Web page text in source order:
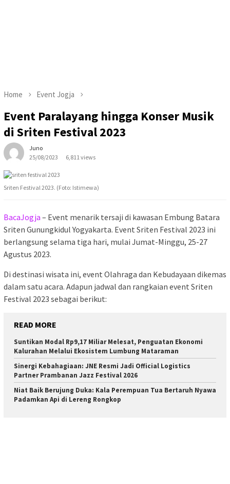
Home Event Jogja
Event Paralayang hingga Konser Musik
di Sriten Festival 2023
Juno
25/08/2023
6,811 views
Sriten Festival 2023. (Foto: Istimewa)
BacaJogja – Event menarik tersaji di kawasan Embung Batara
Sriten Gunungkidul Yogyakarta. Event Sriten Festival 2023 ini
berlangsung selama tiga hari, mulai Jumat-Minggu, 25-27
Agustus 2023.
Di destinasi wisata ini, event Olahraga dan Kebudayaan dikemas
dalam satu acara. Adapun jadwal dan rangkaian event Sriten
Festival 2023 sebagai berikut:
READ MORE
Suntikan Modal Rp9,17 Miliar Melesat, Penguatan Ekonomi
Kalurahan Melalui Ekosistem Lumbung Mataraman
Sinergi Kebahagiaan: JNE Resmi Jadi Official Logistics
Partner Prambanan Jazz Festival 2026
Niat Baik Berujung Duka: Kala Perempuan Tua Bertaruh Nyawa
Padamkan Api di Lereng Rongkop